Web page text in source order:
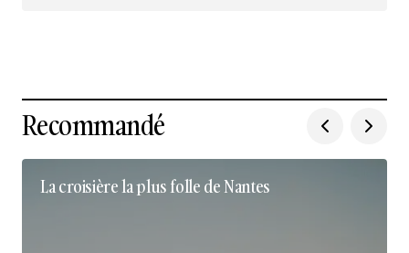
Recommandé
La croisière la plus folle de Nantes